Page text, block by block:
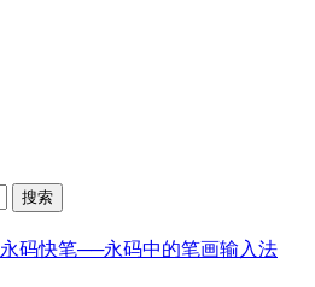
搜索
永码快笔──永码中的笔画输入法